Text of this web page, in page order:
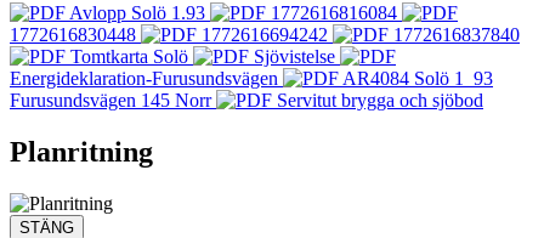
Avlopp Solö 1.93
1772616816084
1772616830448
1772616694242
1772616837840
Tomtkarta Solö
Sjövistelse
Energideklaration-Furusundsvägen
AR4084 Solö 1_93
Furusundsvägen 145 Norr
Servitut brygga och sjöbod
Planritning
STÄNG